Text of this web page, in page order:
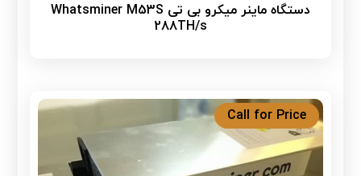
دستگاه ماینر میکرو بی تی Whatsminer M53S
288TH/s
Call for Price